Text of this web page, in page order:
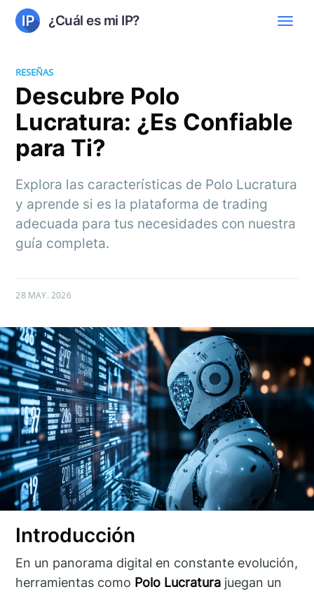
¿Cuál es mi IP?
RESEÑAS
Descubre Polo
Lucratura: ¿Es Confiable
para Ti?
Explora las características de Polo Lucratura
y aprende si es la plataforma de trading
adecuada para tus necesidades con nuestra
guía completa.
28 MAY. 2026
Introducción
En un panorama digital en constante evolución,
herramientas como Polo Lucratura juegan un